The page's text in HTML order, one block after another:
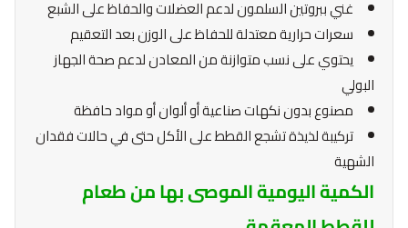
غني ببروتين السلمون لدعم العضلات والحفاظ على الشبع
سعرات حرارية معتدلة للحفاظ على الوزن بعد التعقيم
يحتوي على نسب متوازنة من المعادن لدعم صحة الجهاز
البولي
مصنوع بدون نكهات صناعية أو ألوان أو مواد حافظة
تركيبة لذيذة تشجع القطط على الأكل حتى في حالات فقدان
الشهية
الكمية اليومية الموصى بها من طعام